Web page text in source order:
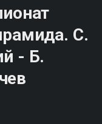
С.
- Б.